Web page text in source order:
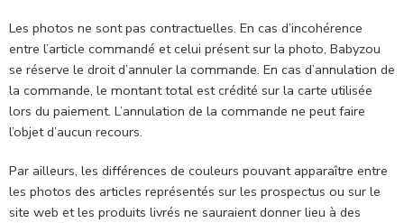
Les photos ne sont pas contractuelles. En cas d’incohérence
entre l’article commandé et celui présent sur la photo, Babyzou
se réserve le droit d’annuler la commande. En cas d’annulation de
la commande, le montant total est crédité sur la carte utilisée
lors du paiement. L’annulation de la commande ne peut faire
l’objet d’aucun recours.
Par ailleurs, les différences de couleurs pouvant apparaître entre
les photos des articles représentés sur les prospectus ou sur le
site web et les produits livrés ne sauraient donner lieu à des